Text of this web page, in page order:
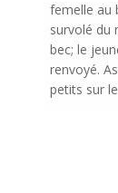
femelle au
survolé du
bec; le
renvoyé.
petits sur